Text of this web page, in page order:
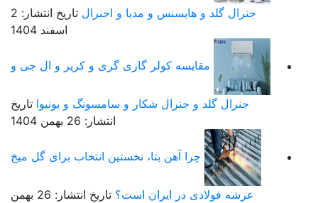
جنرال گلد و هایسنس و مدیا و اجنرال
تاریخ انتشار: 2
اسفند 1404
مقایسه کولر گازی گری و کریر و ال جی و
جنرال گلد و جنرال شکار و سامسونگ و یونیوا تاریخ
انتشار: 26 بهمن 1404
چرا آهن بتا، نخستین انتخاب برای گل میخ
عرشه فولادی در ایران است؟
تاریخ انتشار: 26 بهمن